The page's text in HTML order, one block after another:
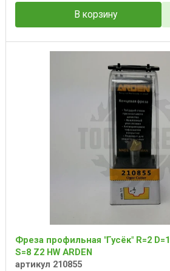
В корзину
Фреза профильная "Гусёк" R=2
S=8 Z2 HW ARDEN
артикул 210855